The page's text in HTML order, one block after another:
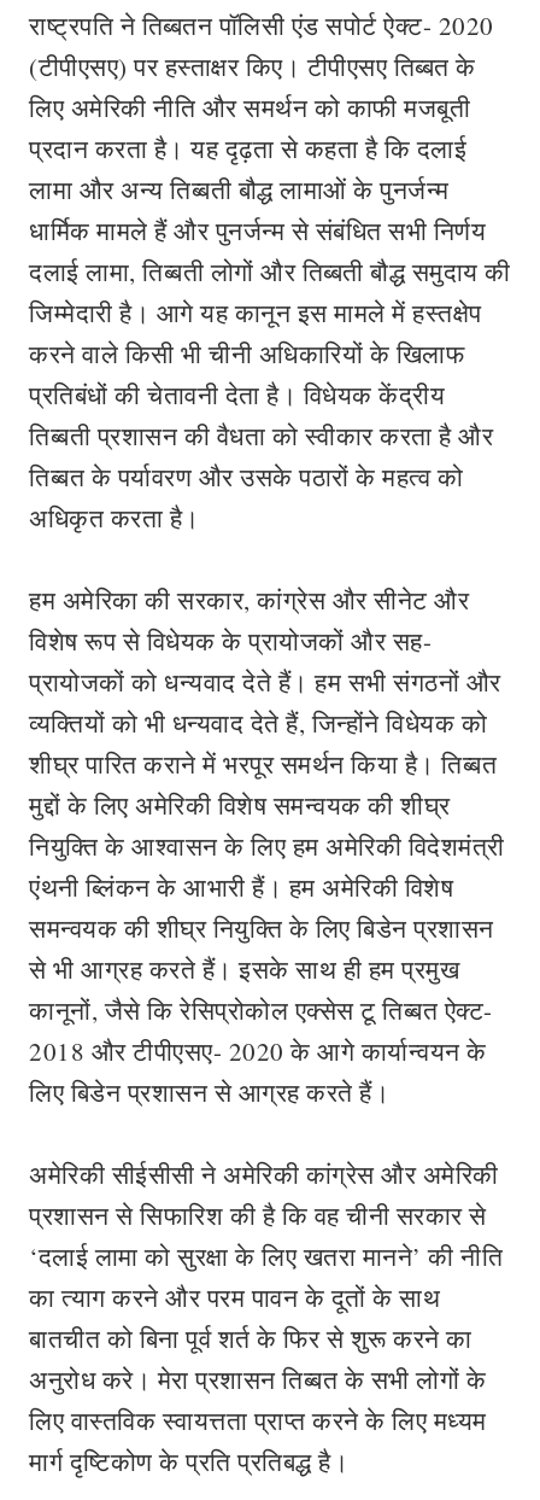
राष्ट्रपति ने तिब्बतन पॉलिसी एंड सपोर्ट ऐक्ट- 2020
(टीपीएसए) पर हस्ताक्षर किए। टीपीएसए तिब्बत के
लिए अमेरिकी नीति और समर्थन को काफी मजबूती
प्रदान करता है। यह दृढ़ता से कहता है कि दलाई
लामा और अन्य तिब्बती बौद्ध लामाओं के पुनर्जन्म
धार्मिक मामले हैं और पुनर्जन्म से संबंधित सभी निर्णय
दलाई लामा, तिब्बती लोगों और तिब्बती बौद्ध समुदाय की
जिम्मेदारी है। आगे यह कानून इस मामले में हस्तक्षेप
करने वाले किसी भी चीनी अधिकारियों के खिलाफ
प्रतिबंधों की चेतावनी देता है। विधेयक केंद्रीय
तिब्बती प्रशासन की वैधता को स्वीकार करता है और
तिब्बत के पर्यावरण और उसके पठारों के महत्व को
अधिकृत करता है।
हम अमेरिका की सरकार, कांग्रेस और सीनेट और
विशेष रूप से विधेयक के प्रायोजकों और सह-
प्रायोजकों को धन्यवाद देते हैं। हम सभी संगठनों और
व्यक्तियों को भी धन्यवाद देते हैं, जिन्होंने विधेयक को
शीघ्र पारित कराने में भरपूर समर्थन किया है। तिब्बत
मुद्दों के लिए अमेरिकी विशेष समन्वयक की शीघ्र
नियुक्ति के आश्वासन के लिए हम अमेरिकी विदेशमंत्री
एंथनी ब्लिंकन के आभारी हैं। हम अमेरिकी विशेष
समन्वयक की शीघ्र नियुक्ति के लिए बिडेन प्रशासन
से भी आग्रह करते हैं। इसके साथ ही हम प्रमुख
कानूनों, जैसे कि रेसिप्रोकोल एक्सेस टू तिब्बत ऐक्ट-
2018 और टीपीएसए- 2020 के आगे कार्यान्वयन के
लिए बिडेन प्रशासन से आग्रह करते हैं।
अमेरिकी सीईसीसी ने अमेरिकी कांग्रेस और अमेरिकी
प्रशासन से सिफारिश की है कि वह चीनी सरकार से
‘दलाई लामा को सुरक्षा के लिए खतरा मानने’ की नीति
का त्याग करने और परम पावन के दूतों के साथ
बातचीत को बिना पूर्व शर्त के फिर से शुरू करने का
अनुरोध करे। मेरा प्रशासन तिब्बत के सभी लोगों के
लिए वास्तविक स्वायत्तता प्राप्त करने के लिए मध्यम
मार्ग दृष्टिकोण के प्रति प्रतिबद्ध है।